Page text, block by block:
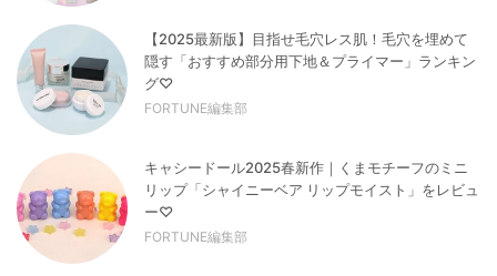
【2025最新版】目指せ毛穴レス肌！毛穴を埋めて
隠す「おすすめ部分用下地＆プライマー」ランキン
グ♡
FORTUNE編集部
キャシードール2025春新作｜くまモチーフのミニ
リップ「シャイニーベア リップモイスト」をレビュ
ー♡
FORTUNE編集部